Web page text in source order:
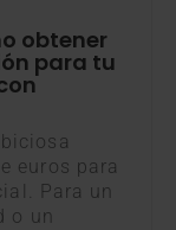
obtener
para tu
euros para
Para un
o un